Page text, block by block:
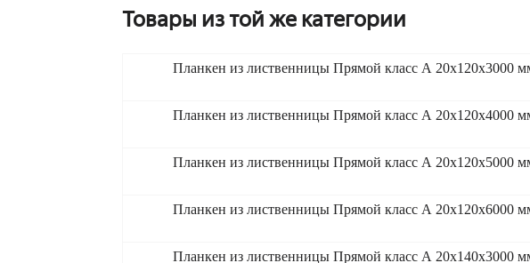
Товары из той же категории
Планкен из лиственницы Прямой класс А 20x120x3000
Планкен из лиственницы Прямой класс А 20x120x4000
Планкен из лиственницы Прямой класс А 20x120x5000
Планкен из лиственницы Прямой класс А 20x120x6000
Планкен из лиственницы Прямой класс А 20x140x3000